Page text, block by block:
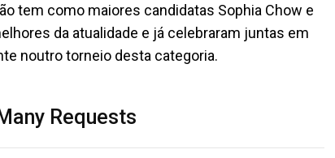
tem como maiores candidatas Sophia Chow e
da atualidade e já celebraram juntas em
noutro torneio desta categoria.
Requests